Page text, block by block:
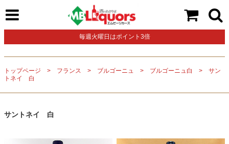
毎週火曜日はポイント3倍
トップページ フランス ブルゴーニュ ブルゴーニュ白
サン
トネイ 白
サントネイ 白